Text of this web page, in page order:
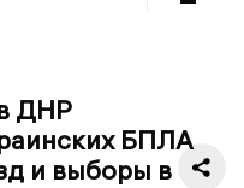
ДНР
БПЛА
и выборы в